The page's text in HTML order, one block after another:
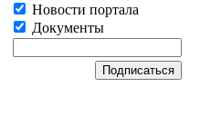
Новости портала
Документы